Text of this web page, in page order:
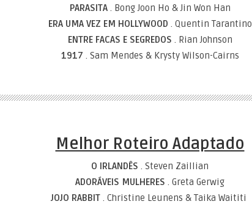
PARASITA . Bong Joon Ho & Jin Won Han
ERA UMA VEZ EM HOLLYWOOD . Quentin Tarantino
ENTRE FACAS E SEGREDOS . Rian Johnson
1917 . Sam Mendes & Krysty Wilson-Cairns
Melhor Roteiro Adaptado
O IRLANDÊS . Steven Zaillian
ADORÁVEIS MULHERES . Greta Gerwig
JOJO RABBIT . Christine Leunens & Taika Waititi